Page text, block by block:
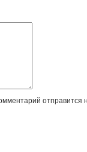
отправится